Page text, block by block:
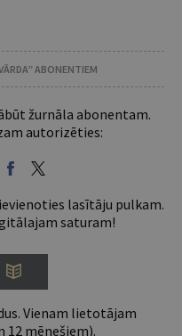
ABONENTIEM
žurnāla abonentam.
autorizēties:
lasītāju pulkam.
saturam!
Vienam lietotājam
12 mēnešiem).